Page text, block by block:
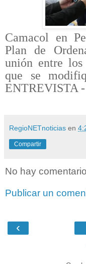
Camacol en
Plan de
unión entre los
que se
ENTREVISTA
RegioNETnoticias en
Compartir
No hay
Publicar un
‹